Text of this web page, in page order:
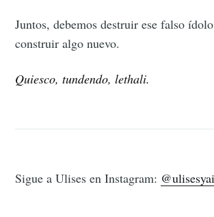
Juntos, debemos destruir ese falso
construir algo nuevo.
Quiesco, tundendo, lethali.
Sigue a Ulises en Instagram: